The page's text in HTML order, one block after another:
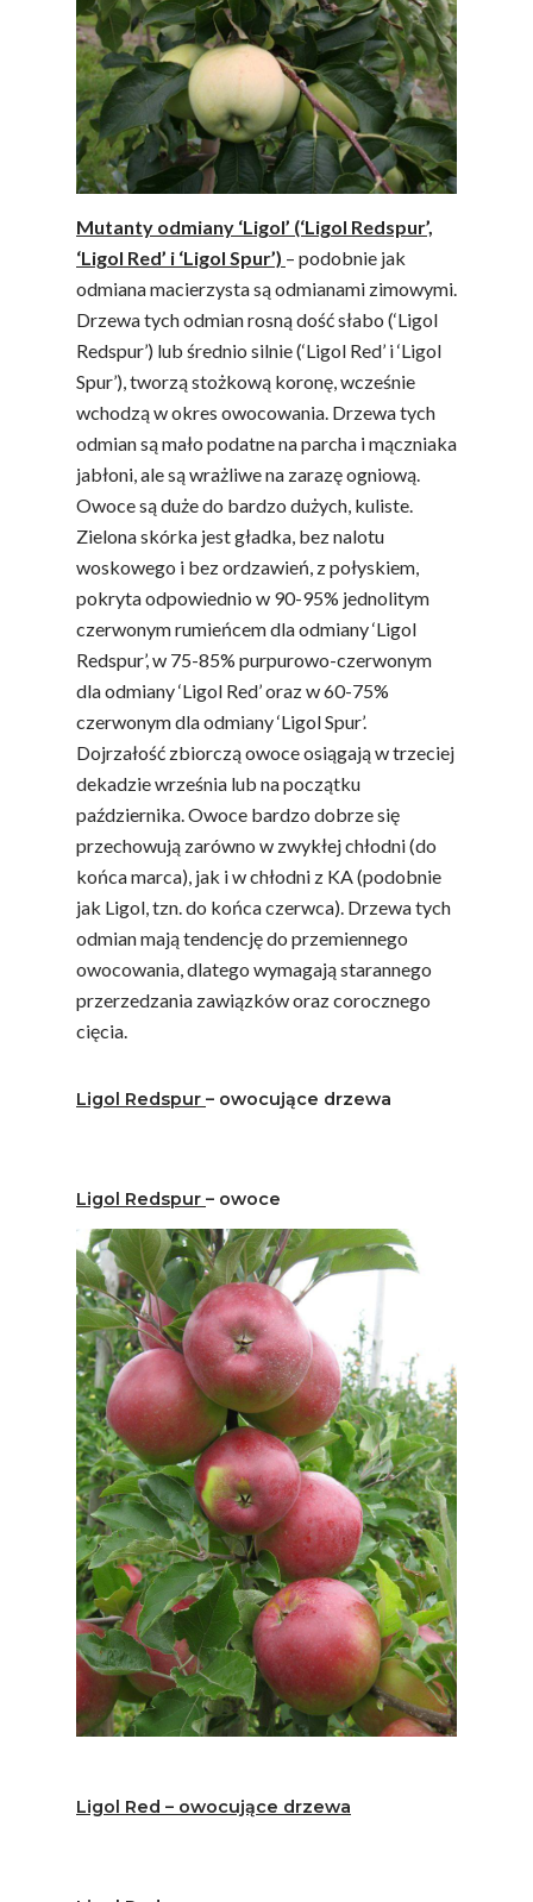
Mutanty odmiany ‘Ligol’ (‘Ligol Redspur’,
‘Ligol Red’ i ‘Ligol Spur’) – podobnie jak
odmiana macierzysta są odmianami zimowymi.
Drzewa tych odmian rosną dość słabo (‘Ligol
Redspur’) lub średnio silnie (‘Ligol Red’ i ‘Ligol
Spur’), tworzą stożkową koronę, wcześnie
wchodzą w okres owocowania. Drzewa tych
odmian są mało podatne na parcha i mączniaka
jabłoni, ale są wrażliwe na zarazę ogniową.
Owoce są duże do bardzo dużych, kuliste.
Zielona skórka jest gładka, bez nalotu
woskowego i bez ordzawień, z połyskiem,
pokryta odpowiednio w 90-95% jednolitym
czerwonym rumieńcem dla odmiany ‘Ligol
Redspur’, w 75-85% purpurowo-czerwonym
dla odmiany ‘Ligol Red’ oraz w 60-75%
czerwonym dla odmiany ‘Ligol Spur’.
Dojrzałość zbiorczą owoce osiągają w trzeciej
dekadzie września lub na początku
października. Owoce bardzo dobrze się
przechowują zarówno w zwykłej chłodni (do
końca marca), jak i w chłodni z KA (podobnie
jak Ligol, tzn. do końca czerwca). Drzewa tych
odmian mają tendencję do przemiennego
owocowania, dlatego wymagają starannego
przerzedzania zawiązków oraz corocznego
cięcia.
Ligol Redspur – owocujące drzewa
Ligol Redspur – owoce
Ligol Red – owocujące drzewa